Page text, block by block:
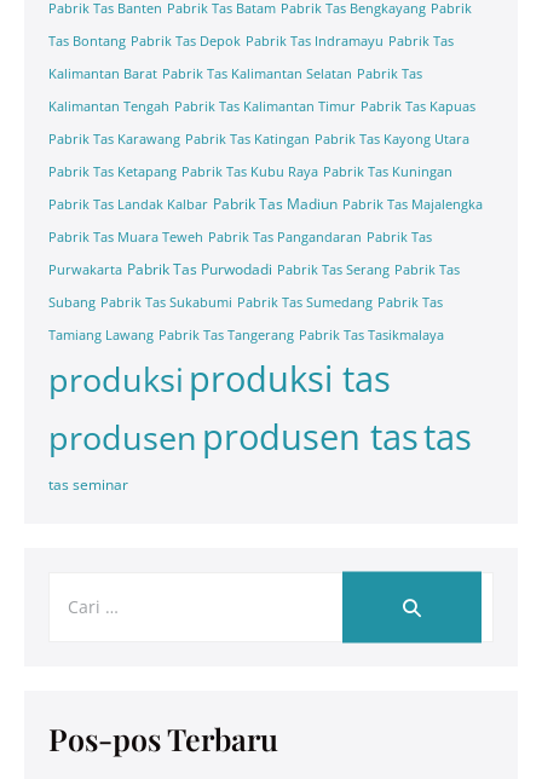
Pabrik Tas Banten Pabrik Tas Batam Pabrik Tas Bengkayang Pabrik
Tas Bontang Pabrik Tas Depok Pabrik Tas Indramayu Pabrik Tas
Kalimantan Barat Pabrik Tas Kalimantan Selatan Pabrik Tas
Kalimantan Tengah Pabrik Tas Kalimantan Timur Pabrik Tas Kapuas
Pabrik Tas Karawang Pabrik Tas Katingan Pabrik Tas Kayong Utara
Pabrik Tas Ketapang Pabrik Tas Kubu Raya Pabrik Tas Kuningan
Pabrik Tas Landak Kalbar Pabrik Tas Madiun Pabrik Tas Majalengka
Pabrik Tas Muara Teweh Pabrik Tas Pangandaran Pabrik Tas
Purwakarta Pabrik Tas Purwodadi Pabrik Tas Serang Pabrik Tas
Subang Pabrik Tas Sukabumi Pabrik Tas Sumedang Pabrik Tas
Tamiang Lawang Pabrik Tas Tangerang Pabrik Tas Tasikmalaya
produksi produksi tas
produsen produsen tastas
tas seminar
Pos-pos Terbaru